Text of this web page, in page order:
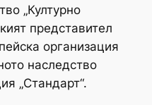
„Културно
представител
организация
наследство
„Стандарт“.